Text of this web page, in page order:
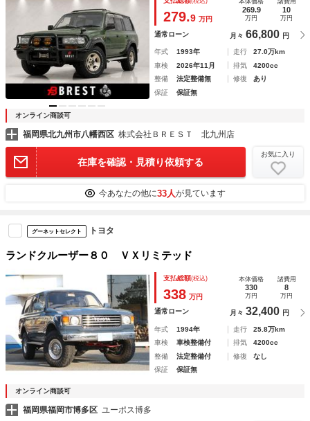
／クールボックス／オーディオ／クルーズコントロール／セン
ターデフロック
279.9 万円
本体価格
269.9
万円
諸費用
10
万円
通常ローン 月々 66,800 円
年式 1993年 走行
27.0万km
車検
2026年11月 排気
4200cc
整備
法定整備無 修復
あり
保証
保証無
オンライン商談可
福岡県北九州市八幡西区 株式会社ＢＲＥＳＴ 北九州店
在庫を確認・見積り依頼する
お気に入り
今あなたの他に33人が見ています
グーネットセレクト トヨタ
ランドクルーザー８０ ＶＸリミテッド
支払総額(税込)
338 万円
本体価格
330
万円
諸費用
8
万円
通常ローン 月々 32,400 円
年式 1994年 走行
25.8万km
車検
車検整備付 排気
4200cc
整備
法定整備付 修復
なし
保証
保証無
オンライン商談可
福岡県福岡市博多区 ユーポス博多